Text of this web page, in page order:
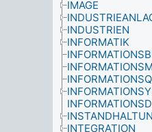
IMAGE
INDUSTRIEN
INFORMATIK
INTEGRATION